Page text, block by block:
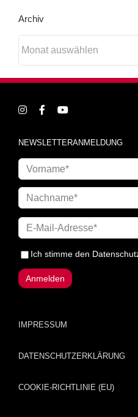
Archiv
NEWSLETTERANMELDUNG
Ich stimme den
IMPRESSUM
DATENSCHUTZERKLÄRUNG
COOKIE-RICHTLINIE (EU)